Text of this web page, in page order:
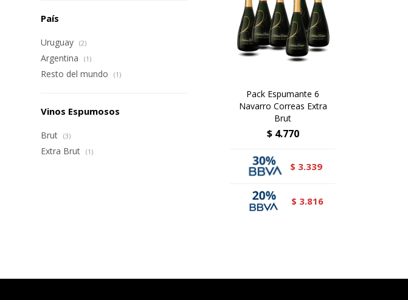
Pack Espumante 6
Navarro Correas Extra
Brut
$ 4.770
$ 3.339
$ 3.816
País
Uruguay (2)
Argentina (1)
Resto del mundo (1)
Vinos Espumosos
Brut (3)
Extra Brut (1)